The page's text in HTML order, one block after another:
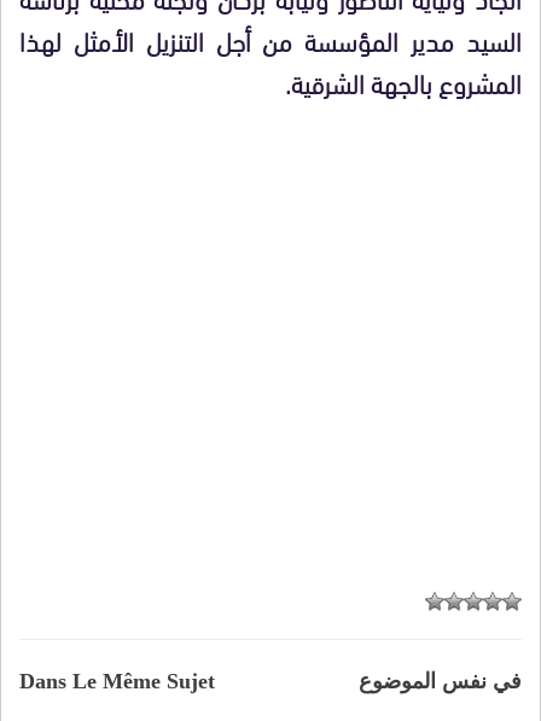
السيد مدير المؤسسة من أجل التنزيل الأمثل لهذا
المشروع بالجهة الشرقية.
Dans Le Même Sujet في نفس الموضوع